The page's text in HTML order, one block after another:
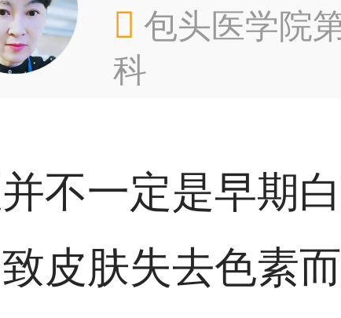
包头医学院
科
不一定是早期
皮肤失去色素